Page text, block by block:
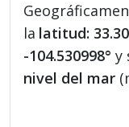
la latitud:
-104.530998° y
nivel del mar